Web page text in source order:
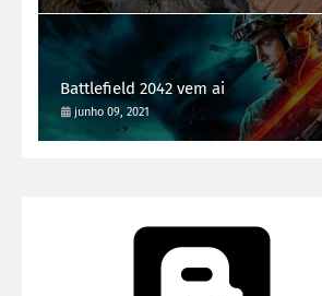
Battlefield 2042 vem ai
junho 09, 2021